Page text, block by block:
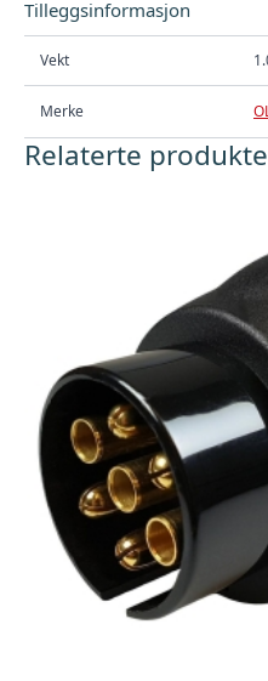
Tilleggsinformasjon
Vekt
Merke
Relaterte